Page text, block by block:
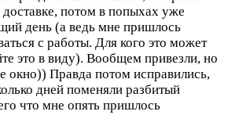
потом в попыхах уже
день (а ведь мне пришлось
с работы. Для кого это может
это в виду). Вообщем привезли, но
окно)) Правда потом исправились,
дней поменяли разбитый
что мне опять пришлось